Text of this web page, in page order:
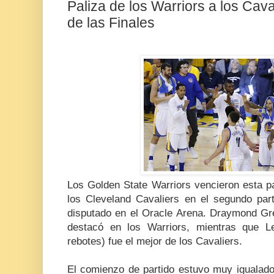
Paliza de los Warriors a los
de las Finales
Los Golden State Warriors vencieron esta
los Cleveland Cavaliers en el segundo
disputado en el Oracle Arena. Draymond
destacó en los Warriors, mientras que
rebotes) fue el mejor de los Cavaliers.
El comienzo de partido estuvo muy